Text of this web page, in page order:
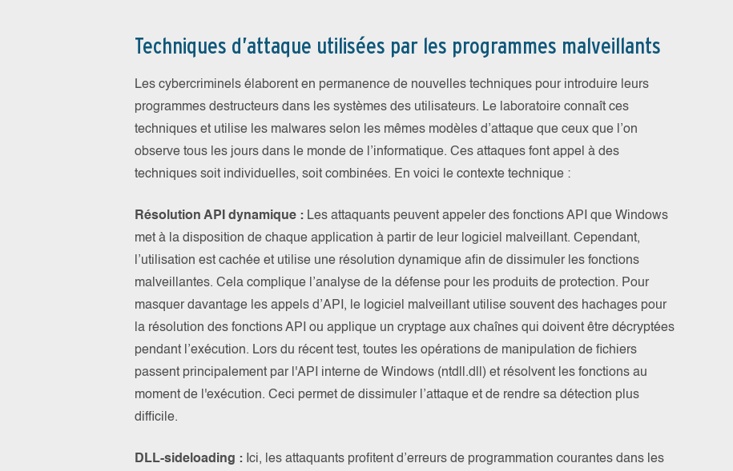
Techniques d’attaque utilisées par les programmes malveillants
Les cybercriminels élaborent en permanence de nouvelles techniques pour introduire leurs
programmes destructeurs dans les systèmes des utilisateurs. Le laboratoire connaît ces
techniques et utilise les malwares selon les mêmes modèles d’attaque que ceux que l’on
observe tous les jours dans le monde de l’informatique. Ces attaques font appel à des
techniques soit individuelles, soit combinées. En voici le contexte technique :
Résolution API dynamique : Les attaquants peuvent appeler des fonctions API que Windows
met à la disposition de chaque application à partir de leur logiciel malveillant. Cependant,
l’utilisation est cachée et utilise une résolution dynamique afin de dissimuler les fonctions
malveillantes. Cela complique l’analyse de la défense pour les produits de protection. Pour
masquer davantage les appels d’API, le logiciel malveillant utilise souvent des hachages pour
la résolution des fonctions API ou applique un cryptage aux chaînes qui doivent être décryptées
pendant l’exécution. Lors du récent test, toutes les opérations de manipulation de fichiers
passent principalement par l'API interne de Windows (ntdll.dll) et résolvent les fonctions au
moment de l'exécution. Ceci permet de dissimuler l’attaque et de rendre sa détection plus
difficile.
DLL-sideloading : Ici, les attaquants profitent d’erreurs de programmation courantes dans les